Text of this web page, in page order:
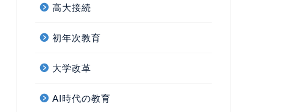
高大接続
初年次教育
大学改革
AI時代の教育